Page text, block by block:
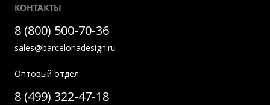
КОНТАКТЫ
8 (800) 500-70-36
sales@barcelonadesign.ru
Оптовый отдел:
8 (499) 322-47-18